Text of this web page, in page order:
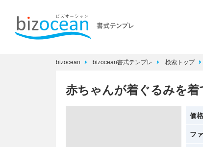
bizocean bizocean書式テンプレ 検索トップ
赤ちゃんが着ぐるみを
価格
フ